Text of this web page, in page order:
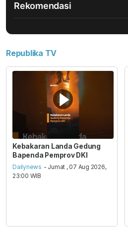
Rekomendasi
Republika TV
Kebakaran Landa Gedung
Bapenda Pemprov DKI
Dailynews - Jumat , 07 Aug 2026,
23:00 WIB